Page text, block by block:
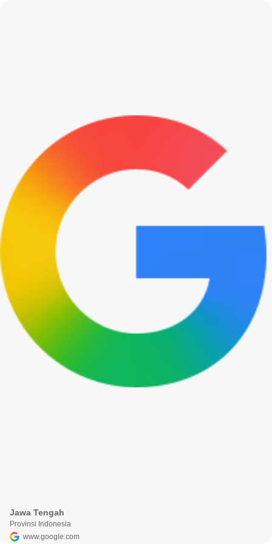
Jawa Tengah
Provinsi Indonesia
www.google.com